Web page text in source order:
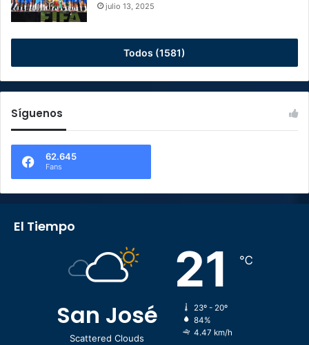
julio 13, 2025
Todos (1581)
Síguenos
62.645
Fans
El Tiempo
San José
Scattered Clouds
21 ℃
23º - 20º
84%
4.47 km/h